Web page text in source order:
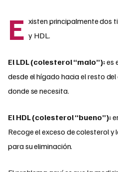
E xisten principalmente dos
y HDL.
El LDL (colesterol “malo”):es
desde el hígado hacia el resto
donde se necesita.
El HDL (colesterol “bueno”):
Recoge el exceso de colesterol y
para su eliminación.